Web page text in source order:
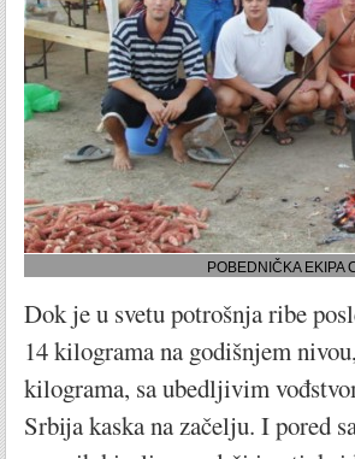
POBEDNIČKA EKIPA
Dok je u svetu potrošnja ribe
14 kilograma na godišnjem
kilograma, sa ubedljivim
Srbija kaska na začelju. I pored